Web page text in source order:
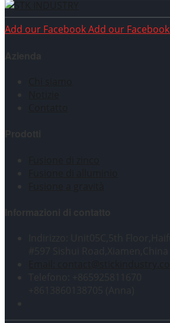
Add our FacebookAdd our Facebook